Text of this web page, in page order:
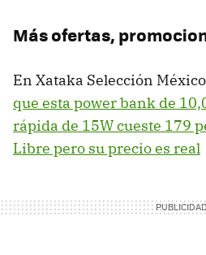
Más ofertas,
En Xataka Selección
que esta power bank de
rápida de 15W cueste 179
Libre pero su precio es real